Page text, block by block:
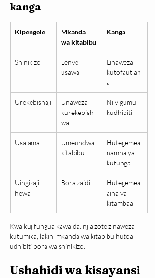
kanga
Kipengele
Mkanda
wa kitabibu
Kanga
Shinikizo
Lenye
usawa
Linaweza
kutofautian
a
Urekebishaji
Unaweza
kurekebish
wa
Ni vigumu
kudhibiti
Usalama
Umeundwa
kitabibu
Hutegemea
namna ya
kufunga
Uingizaji
hewa
Bora zaidi
Hutegemea
aina ya
kitambaa
Kwa kujifungua kawaida, njia zote zinaweza
kutumika, lakini mkanda wa kitabibu hutoa
udhibiti bora wa shinikizo.
Ushahidi wa kisayansi